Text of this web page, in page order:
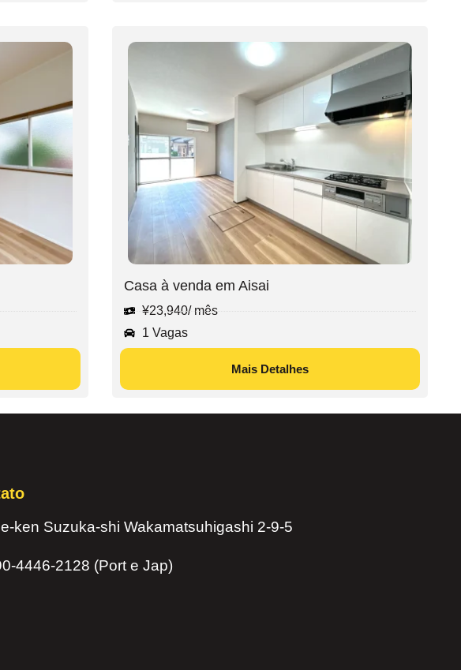
Casa à venda em Aisai
¥23,940/ mês
1 Vagas
Mais Detalhes
ken Suzuka-shi Wakamatsuhigashi 2-9-5
4446-2128 (Port e Jap)